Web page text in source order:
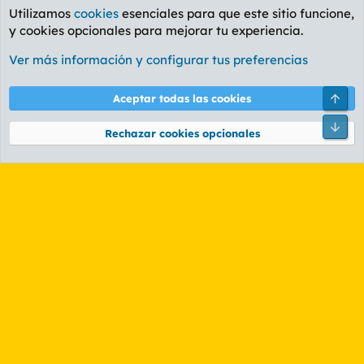
Foro General
Cookies
PL OLDSTYLE AMARILLO
Términos y reglas Política de privacidad Ayuda
Community platform by XenForo® © 2010-2026 XenForo Ltd.
Utilizamos cookies esenciales para que este sitio funcione,
y cookies opcionales para mejorar tu experiencia.
Ver más información y configurar tus preferencias
Aceptar todas las cookies
Rechazar cookies opcionales
Pie